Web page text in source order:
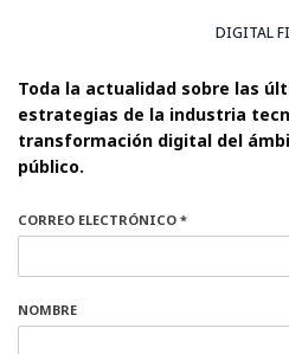
DIGITAL
Toda la actualidad sobre las
estrategias de la industria
transformación digital del
público.
CORREO ELECTRÓNICO *
NOMBRE